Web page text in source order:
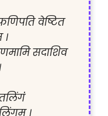
वेष्टित
सदाशिव